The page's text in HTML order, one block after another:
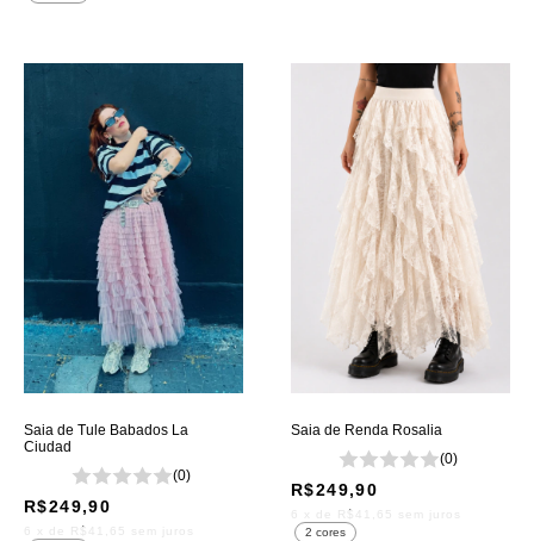
Saia de Tule Babados La
Ciudad
(0)
R$249,90
x de R$41,65 2 cores
Saia de Renda Rosalia
(0)
R$249,90
x de R$41,65